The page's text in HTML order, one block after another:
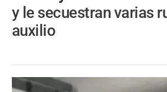
y le secuestran varias
auxilio